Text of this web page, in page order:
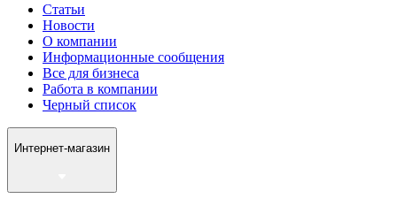
Статьи
Новости
О компании
Информационные сообщения
Все для бизнеса
Работа в компании
Черный список
Интернет-магазин